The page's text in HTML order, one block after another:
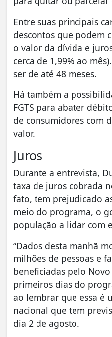
Entre suas principais
descontos que podem
o valor da dívida e
cerca de 1,99% ao
ser de até 48 meses.
Há também a
FGTS para abater
de consumidores com
valor.
Juros
Durante a entrevista,
taxa de juros cobrada
fato, tem prejudicado
meio do programa, o
população a lidar com
“Dados desta manhã
milhões de pessoas e
beneficiadas pelo
primeiros dias do
ao lembrar que essa é
nacional que tem
dia 2 de agosto.